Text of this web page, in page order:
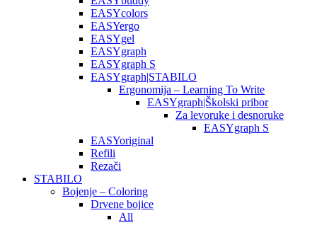
EASYcolors
EASYergo
EASYgel
EASYgraph
EASYgraph S
EASYgraph|STABILO
Ergonomija – Learning To Write
EASYgraph|Školski pribor
Za levoruke i desnoruke
EASYgraph S
EASYoriginal
Refili
Rezači
STABILO
Bojenje – Coloring
Drvene bojice
All